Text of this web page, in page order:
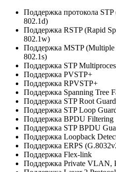
Поддержка протокола
802.1d)
Поддержка RSTP (Rapid
802.1w)
Поддержка MSTP (Multiple
802.1s)
Поддержка STP
Поддержка PVSTP+
Поддержка RPVSTP+
Поддержка Spanning Tree
Поддержка STP Root Guard
Поддержка STP Loop
Поддержка BPDU Filtering
Поддержка STP BPDU
Поддержка Loopback
Поддержка ERPS
Поддержка Flex-link
Поддержка Private VLAN,